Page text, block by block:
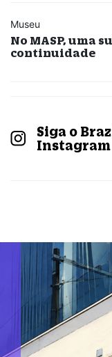
Museu
No MASP, uma
continuidade
Siga o
Instagram